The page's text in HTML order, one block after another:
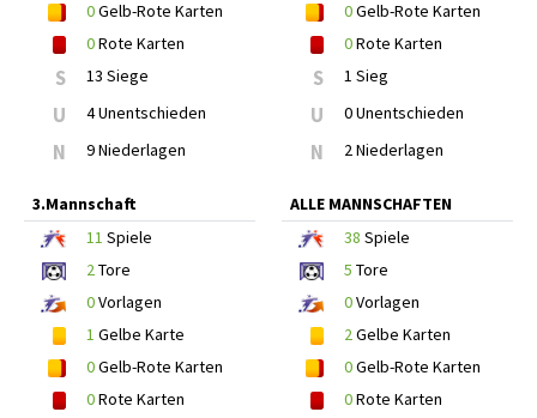
0Gelb-Rote Karten
0Rote Karten
S 13 Siege
U 4 Unentschieden
N 9 Niederlagen
0Gelb-Rote Karten
0Rote Karten
S 1 Sieg
U 0 Unentschieden
N 2 Niederlagen
3.Mannschaft
11 Spiele
2Tore
0Vorlagen
1 Gelbe Karte
0Gelb-Rote Karten
0Rote Karten
ALLE MANNSCHAFTEN
38 Spiele
5 Tore
0Vorlagen
2Gelbe Karten
0Gelb-Rote Karten
0Rote Karten